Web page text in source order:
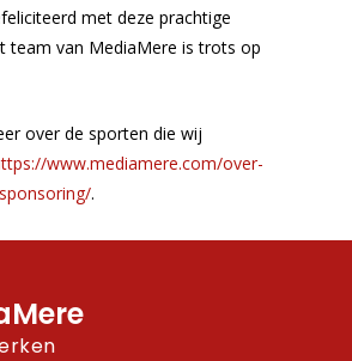
met deze prachtige
team van MediaMere is trots op
over de sporten die wij
www.mediamere.com/over-
.